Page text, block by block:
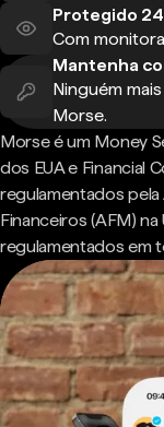
Protegido
Com
Mantenha
Ninguém
Morse.
Morse é um Money
dos EUA e Financial
regulamentados
Financeiros (AFM)
regulamentados em